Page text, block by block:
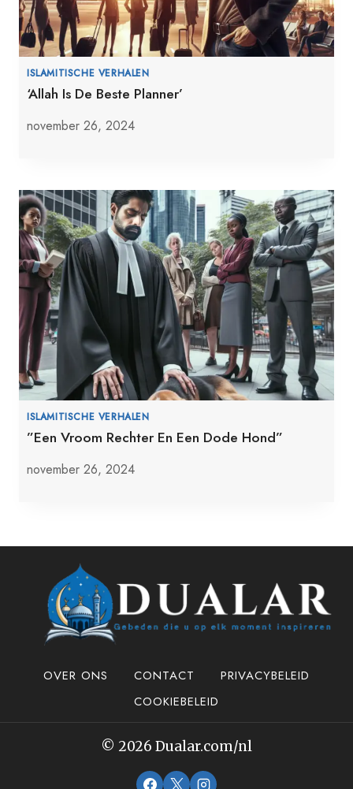
ISLAMITISCHE VERHALEN
‘Allah Is De Beste Planner’
november 26, 2024
ISLAMITISCHE VERHALEN
”Een Vroom Rechter En Een Dode Hond”
november 26, 2024
OVER ONS CONTACT
PRIVACYBELEID
COOKIEBELEID
© 2026 Dualar.com/nl